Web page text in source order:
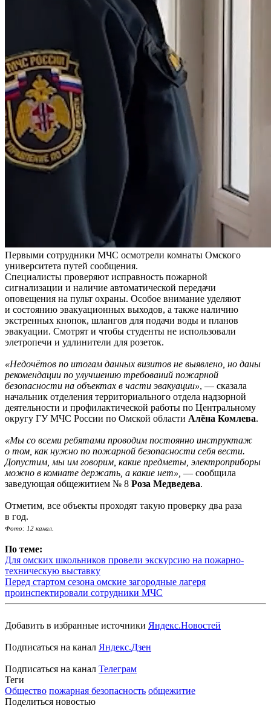
Первыми сотрудники МЧС осмотрели комнаты Омского
университета путей сообщения.
Специалисты проверяют исправность пожарной
сигнализации и наличие автоматической передачи
оповещения на пульт охраны. Особое внимание уделяют
и состоянию эвакуационных выходов, а также наличию
экстренных кнопок, шлангов для подачи воды и планов
эвакуации. Смотрят и чтобы студенты не использовали
элетропечи и удлинители для розеток.
«Недочётов по итогам данных визитов не выявлено, но даны
рекомендации по улучшению требований пожарной
безопасности на объектах в части эвакуации», — сказала
начальник отделения территориального отдела надзорной
деятельности и профилактической работы по Центральному
округу ГУ МЧС России по Омской области Алёна Комлева.
«Мы со всеми ребятами проводим постоянно инструктаж
о том, как нужно по пожарной безопасности себя вести.
Допустим, мы им говорим, какие предметы, электроприборы
можно в комнате держать, а какие нет», — сообщила
заведующая общежитием № 8 Роза Медведева.
Отметим, все объекты проходят такую проверку два раза
в год.
Фото: 12 канал.
По теме:
Для омских школьников провели экскурсию на пожарно-
техническую выставку
Перед стартом сезона омские загородные лагеря
проинспектировали сотрудники МЧС
Добавить в избранные источники Яндекс.Новостей
Подписаться на канал Яндекс.Дзен
Подписаться на канал Телеграм
Теги
Общество пожарная безопасность общежитие
Поделиться новостью